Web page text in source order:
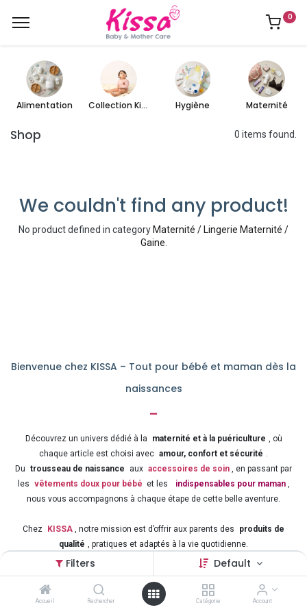
Filters Default
Accueil Rechercher Catégorie Account
0
Alimentation Collection Kissa Hygiène Maternité
Shop 0 items found.
We couldn't find any product!
No product defined in category Maternité / Lingerie Maternité /
Gaine
Bienvenue chez KISSA – Tout pour bébé et maman dès la
naissances
-
Découvrez un univers dédié à la maternité et à la puériculture
, où
chaque article est choisi avec amour, confort et sécurité
Du trousseau de naissance aux accessoires de soin
, en passant par
les vêtements doux pour bébé et les indispensables pour maman
nous vous accompagnons à chaque étape de cette belle aventure.
Chez KISSA , notre mission est d’offrir aux parents des
produits de
qualité
, pratiques et adaptés à la vie quotidienne.
Préparez sereinement l’arrivée de votre enfant grâce à notre
sélection d’articles pour bébé et maman , au meilleur rapport qualité-prix.
Puériculture – Naissance – Confort – Sécurité – Amour : tout ce qu’il